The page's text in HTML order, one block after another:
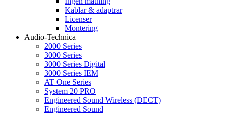
Kablar & adaptrar
Licenser
Montering
Audio-Technica
2000 Series
3000 Series
3000 Series Digital
3000 Series IEM
AT One Series
System 20 PRO
Engineered Sound Wireless (DECT)
Engineered Sound